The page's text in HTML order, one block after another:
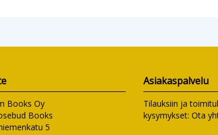
Books Oy
Books
5
Asiakaspalvelu
Tilauksiin ja
kysymykset: Ota